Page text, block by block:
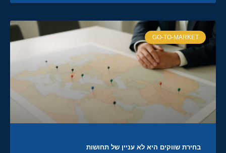
GO-TO-MARKET
בחירת שווקים היא לא עניין של תחושות